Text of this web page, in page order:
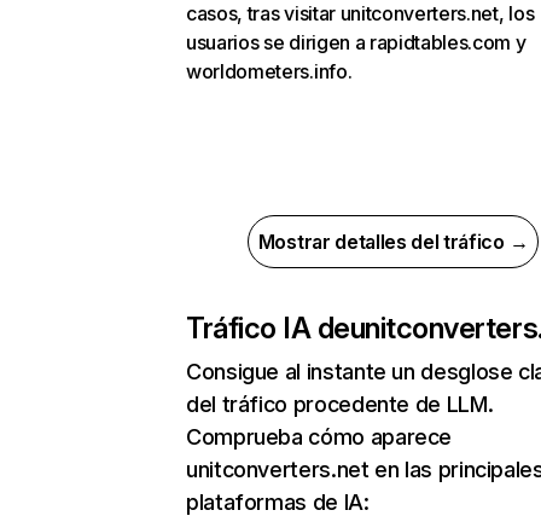
casos, tras visitar unitconverters.net, los
usuarios se dirigen a rapidtables.com y
worldometers.info.
Mostrar detalles del tráfico →
Tráfico IA de
Consigue al instante un desglose
del tráfico procedente de LLM.
Comprueba cómo aparece
unitconverters.net en las
plataformas de IA: